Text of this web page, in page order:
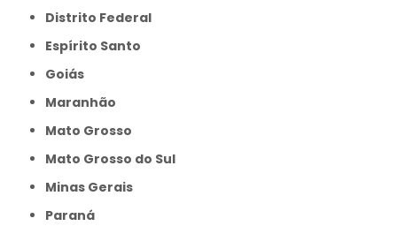
Distrito Federal
Espírito Santo
Goiás
Maranhão
Mato Grosso
Mato Grosso do Sul
Minas Gerais
Paraná